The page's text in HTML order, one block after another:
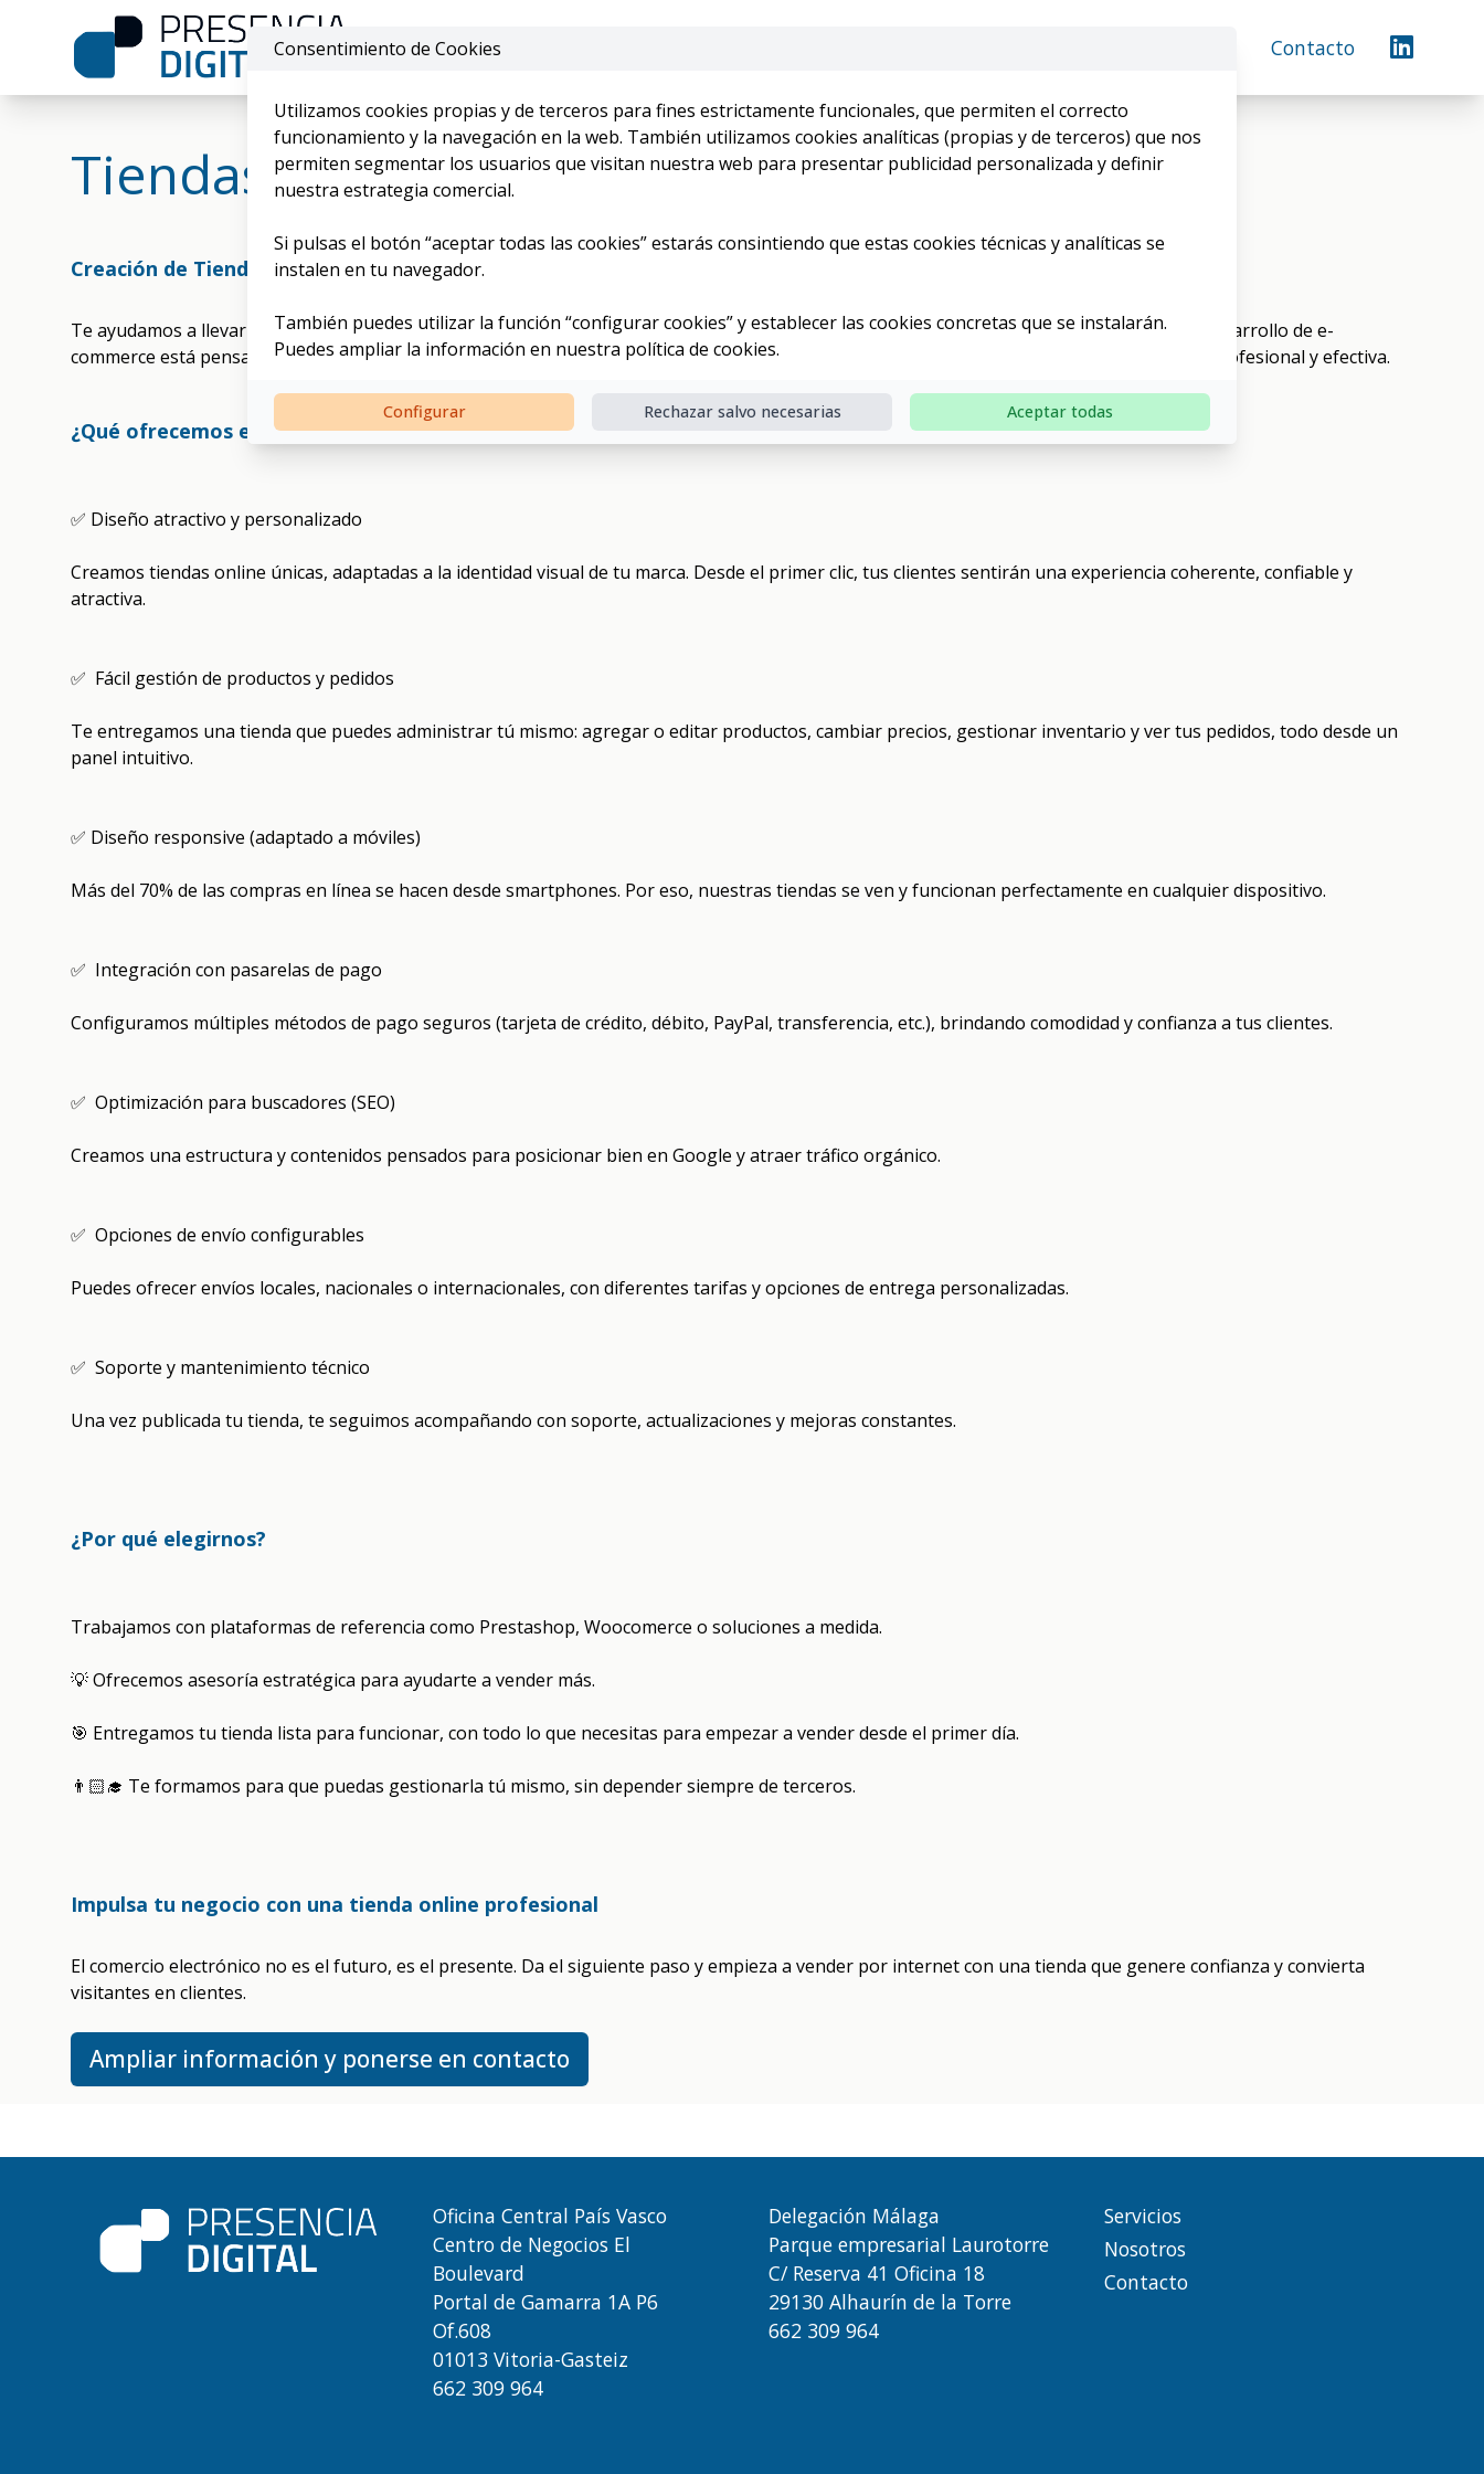
Contacto
Tiendas on-line
Creación de Tiendas Online Profesionales
Te ayudamos a llevar tu negocio al mundo digital con tiendas online modernas, funcionales y diseñadas para vender. Nuestro servicio de desarrollo de e-
commerce está pensado para emprendedores, marcas y empresas que desean abrir o potenciar su canal de ventas por internet de forma profesional y efectiva.
¿Qué ofrecemos en nuestro servicio de tiendas online?
✅ Diseño atractivo y personalizado
Creamos tiendas online únicas, adaptadas a la identidad visual de tu marca. Desde el primer clic, tus clientes sentirán una experiencia coherente, confiable y
atractiva.
✅ Fácil gestión de productos y pedidos
Te entregamos una tienda que puedes administrar tú mismo: agregar o editar productos, cambiar precios, gestionar inventario y ver tus pedidos, todo desde un
panel intuitivo.
✅ Diseño responsive (adaptado a móviles)
Más del 70% de las compras en línea se hacen desde smartphones. Por eso, nuestras tiendas se ven y funcionan perfectamente en cualquier dispositivo.
✅ Integración con pasarelas de pago
Configuramos múltiples métodos de pago seguros (tarjeta de crédito, débito, PayPal, transferencia, etc.), brindando comodidad y confianza a tus clientes.
✅ Optimización para buscadores (SEO)
Creamos una estructura y contenidos pensados para posicionar bien en Google y atraer tráfico orgánico.
✅ Opciones de envío configurables
Puedes ofrecer envíos locales, nacionales o internacionales, con diferentes tarifas y opciones de entrega personalizadas.
✅ Soporte y mantenimiento técnico
Una vez publicada tu tienda, te seguimos acompañando con soporte, actualizaciones y mejoras constantes.
¿Por qué elegirnos?
Trabajamos con plataformas de referencia como Prestashop, Woocomerce o soluciones a medida.
💡 Ofrecemos asesoría estratégica para ayudarte a vender más.
🎯 Entregamos tu tienda lista para funcionar, con todo lo que necesitas para empezar a vender desde el primer día.
👨🏻‍🎓 Te formamos para que puedas gestionarla tú mismo, sin depender siempre de terceros.
Impulsa tu negocio con una tienda online profesional
El comercio electrónico no es el futuro, es el presente. Da el siguiente paso y empieza a vender por internet con una tienda que genere confianza y convierta
visitantes en clientes.
Ampliar información y ponerse en contacto
Oficina Central País Vasco
Centro de Negocios El
Boulevard
Portal de Gamarra 1A P6
Of.608
01013 Vitoria-Gasteiz
662 309 964
Delegación Málaga
Parque empresarial Laurotorre
C/ Reserva 41 Oficina 18
29130 Alhaurín de la Torre
662 309 964
Servicios
Nosotros
Contacto
Consentimiento de Cookies
Utilizamos cookies propias y de terceros para fines estrictamente funcionales, que permiten el correcto
funcionamiento y la navegación en la web. También utilizamos cookies analíticas (propias y de terceros) que nos
permiten segmentar los usuarios que visitan nuestra web para presentar publicidad personalizada y definir
nuestra estrategia comercial.
Si pulsas el botón “aceptar todas las cookies” estarás consintiendo que estas cookies técnicas y analíticas se
instalen en tu navegador.
También puedes utilizar la función “configurar cookies” y establecer las cookies concretas que se instalarán.
Puedes ampliar la información en nuestra política de cookies.
Configurar Rechazar salvo necesarias Aceptar todas